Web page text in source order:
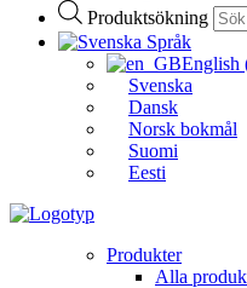
Produktsökning
Språk
English
Svenska
Dansk
Norsk bokmål
Suomi
Eesti
Produkter
Alla